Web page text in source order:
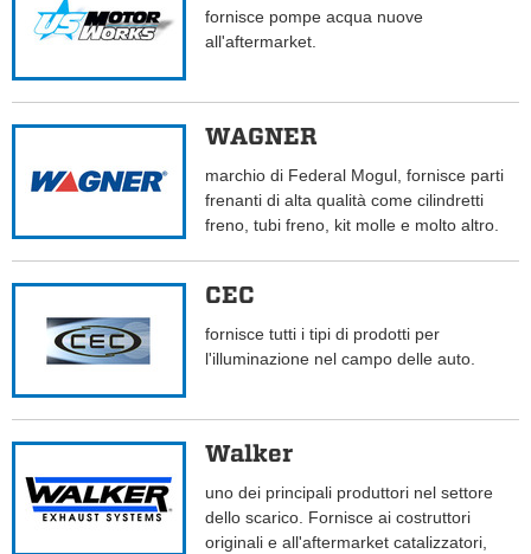
fornisce pompe acqua nuove
all'aftermarket.
WAGNER
marchio di Federal Mogul, fornisce parti
frenanti di alta qualità come cilindretti
freno, tubi freno, kit molle e molto altro.
CEC
fornisce tutti i tipi di prodotti per
l'illuminazione nel campo delle auto.
Walker
uno dei principali produttori nel settore
dello scarico. Fornisce ai costruttori
originali e all'aftermarket catalizzatori,